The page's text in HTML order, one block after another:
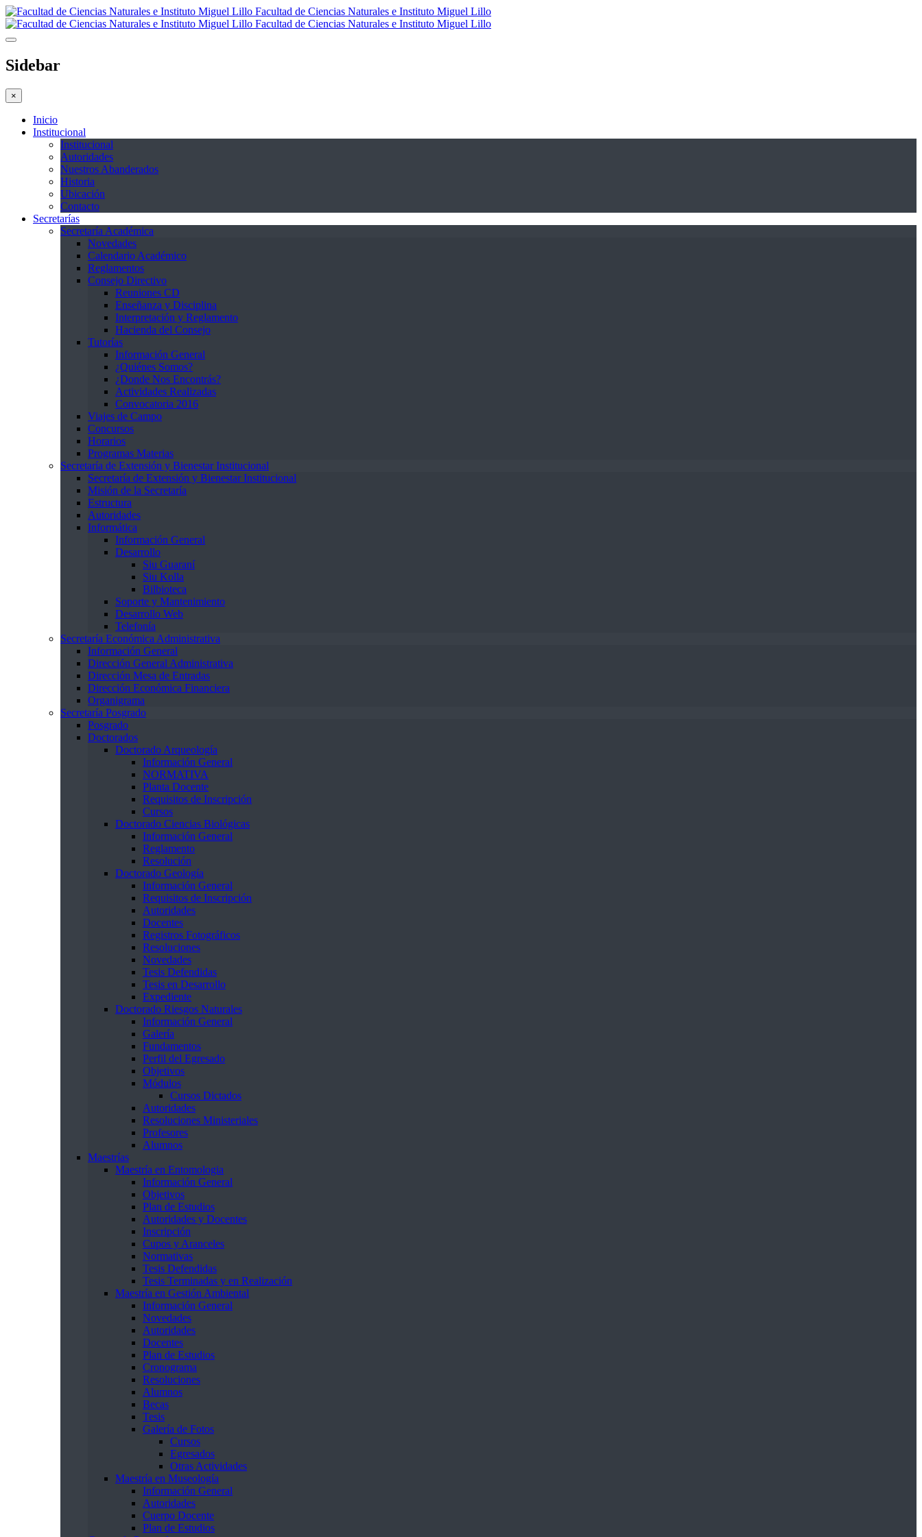
Facultad de Ciencias Naturales e Instituto Miguel Lillo
Facultad de Ciencias Naturales e Instituto Miguel Lillo
Sidebar
×
Inicio
Institucional
Institucional
Autoridades
Nuestros Abanderados
Historia
Ubicación
Contacto
Secretarías
Secretaría Académica
Novedades
Calendario Académico
Reglamentos
Consejo Directivo
Reuniones CD
Enseñanza y Disciplina
Interpretación y Reglamento
Hacienda del Consejo
Tutorías
Información General
¿Quiénes Somos?
¿Donde Nos Encontrás?
Actividades Realizadas
Convocatoria 2016
Viajes de Campo
Concursos
Horarios
Programas Materias
Secretaría de Extensión y Bienestar Institucional
Secretaría de Extensión y Bienestar Institucional
Misión de la Secretaría
Estructura
Autoridades
Informática
Información General
Desarrollo
Siu Guaraní
Siu Kolla
Bilbioteca
Soporte y Mantenimiento
Desarrollo Web
Telefonía
Secretaría Económica Administrativa
Información General
Dirección General Administrativa
Dirección Mesa de Entradas
Dirección Económica Financiera
Organigrama
Secretaría Posgrado
Posgrado
Doctorados
Doctorado Arqueología
Información General
NORMATIVA
Planta Docente
Requisitos de Inscripción
Cursos
Doctorado Ciencias Biológicas
Información General
Reglamento
Resolución
Doctorado Geología
Información General
Requisitos de Inscripción
Autoridades
Docentes
Registros Fotográficos
Resoluciones
Novedades
Tesis Defendidas
Tesis en Desarrollo
Expediente
Doctorado Riesgos Naturales
Información General
Galería
Fundamentos
Perfil del Egresado
Objetivos
Módulos
Cursos Dictados
Autoridades
Resoluciones Ministeriales
Profesores
Alumnos
Maestrías
Maestría en Entomologia
Información General
Objetivos
Plan de Estudios
Autoridades y Docentes
Inscripción
Cupos y Aranceles
Normativas
Tesis Defendidas
Tesis Terminadas y en Realización
Maestría en Gestión Ambiental
Información General
Novedades
Autoridades
Docentes
Plan de Estudios
Cronograma
Resoluciones
Alumnos
Becas
Tesis
Galería de Fotos
Cursos
Egresados
Otras Actividades
Maestría en Museología
Información General
Autoridades
Cuerpo Docente
Plan de Estudios